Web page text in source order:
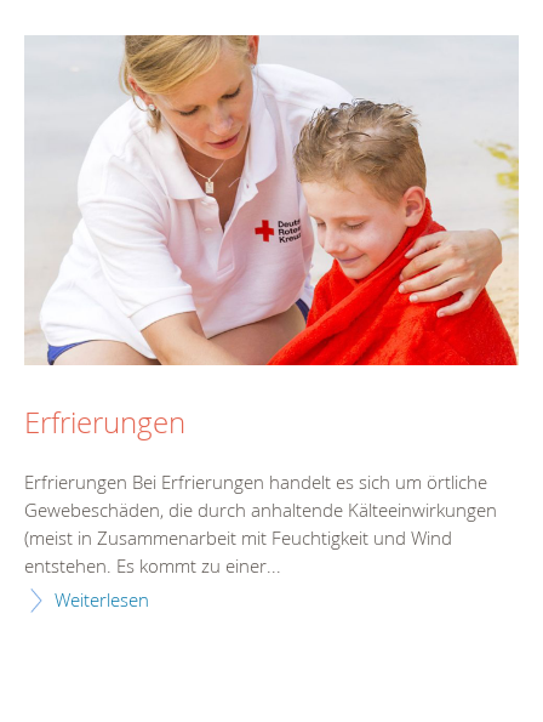
Erfrierungen
Erfrierungen Bei Erfrierungen handelt es sich um örtliche
Gewebeschäden, die durch anhaltende Kälteeinwirkungen
(meist in Zusammenarbeit mit Feuchtigkeit und Wind
entstehen. Es kommt zu einer...
Weiterlesen